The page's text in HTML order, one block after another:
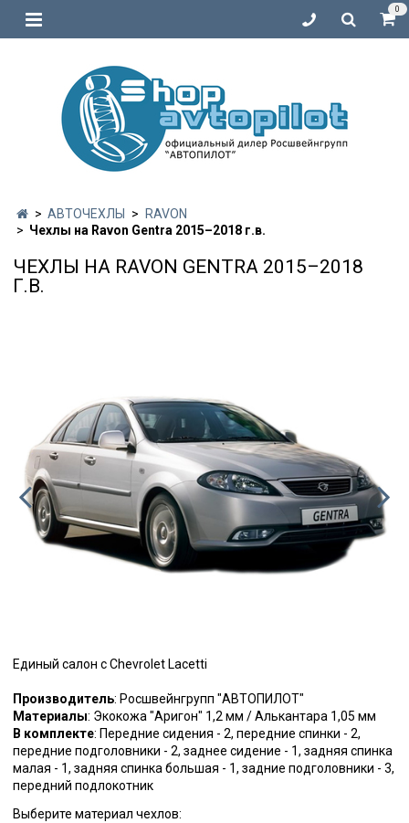
0
АВТОЧЕХЛЫ
RAVON
Чехлы на Ravon Gentra 2015–2018 г.в.
ЧЕХЛЫ НА RAVON GENTRA 2015–2018
Г.В.
Единый салон с Chevrolet Lacetti
Производитель: Росшвейнгрупп "АВТОПИЛОТ"
Материалы: Экокожа "Аригон" 1,2 мм / Алькантара 1,05 мм
В комплекте: Передние сидения - 2, передние спинки - 2,
передние подголовники - 2, заднее сидение - 1, задняя спинка
малая - 1, задняя спинка большая - 1, задние подголовники - 3,
передний подлокотник
Выберите материал чехлов: